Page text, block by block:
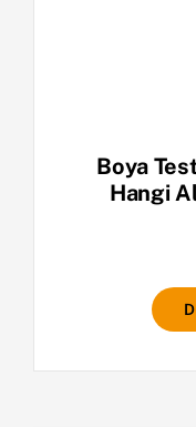
Boya
Hangi